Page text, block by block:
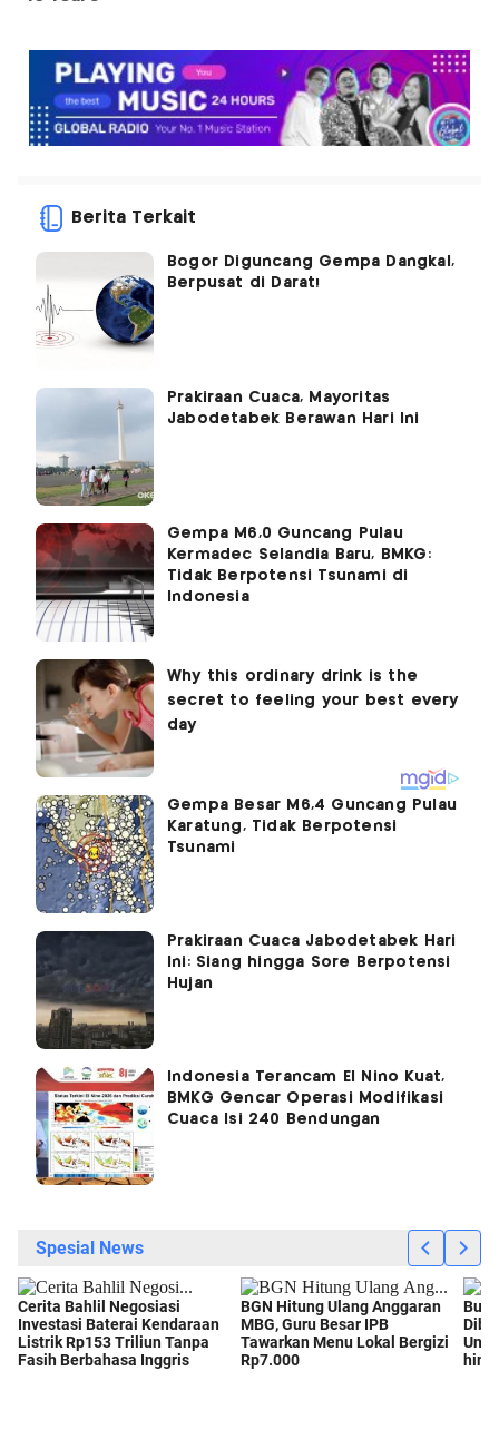
Berita Terkait
Bogor Diguncang Gempa Dangkal,
Berpusat di Darat!
Prakiraan Cuaca, Mayoritas
Jabodetabek Berawan Hari Ini
Gempa M6,0 Guncang Pulau
Kermadec Selandia Baru, BMKG:
Tidak Berpotensi Tsunami di
Indonesia
Gempa Besar M6,4 Guncang Pulau
Karatung, Tidak Berpotensi
Tsunami
Prakiraan Cuaca Jabodetabek Hari
Ini: Siang hingga Sore Berpotensi
Hujan
Indonesia Terancam El Nino Kuat,
BMKG Gencar Operasi Modifikasi
Cuaca Isi 240 Bendungan